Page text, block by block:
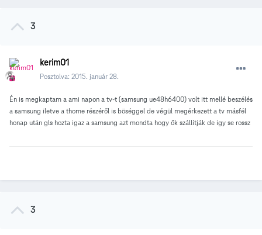
3
kerim01
Posztolva: 2015. január 28.
Én is megkaptam a ami napon a tv-t (samsung ue48h6400) volt itt mellé beszélés
a samsung iletve a thome részéről is böséggel de végül megérkezett a tv másfél
honap után gls hozta igaz a samsung azt mondta hogy ők szállítják de igy se rossz
3